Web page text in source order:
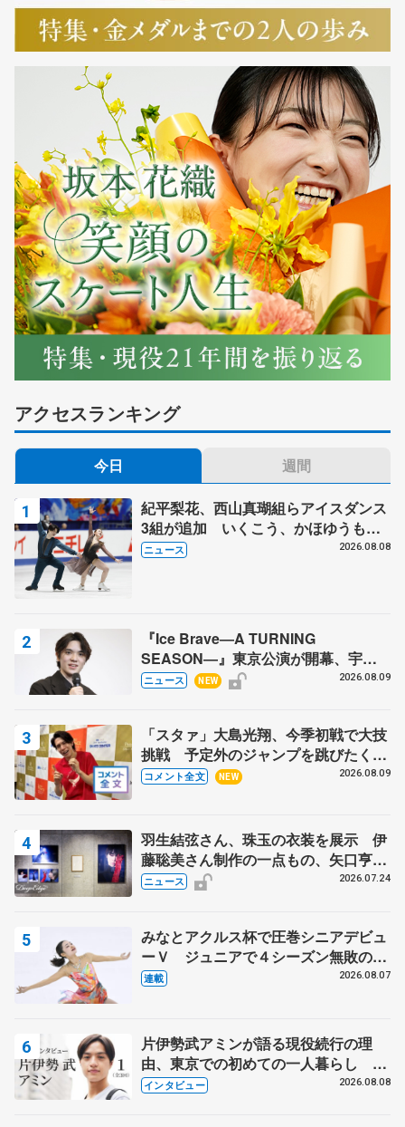
アクセスランキング
今日 週間
紀平梨花、西山真瑚組らアイスダンス
3組が追加 いくこう、かほゆうも、
木下グループ杯
ニュース 2026.08.08
『Ice Brave―A TURNING
SEASON―』東京公演が開幕、宇野
昌磨の『Ice Brave』にかける思いを
ニュース NEW 2026.08.09
「スタァ」大島光翔、今季初戦で大技
挑戦 予定外のジャンプを跳びたくな
った理由とは… 【関東サマートロフ
コメント全文 NEW 2026.08.09
羽生結弦さん、珠玉の衣装を展示 伊
藤聡美さん制作の一点もの、矢口亨さ
んが撮影
ニュース 2026.07.24
みなとアクルス杯で圧巻シニアデビュ
ーＶ ジュニアで４シーズン無敗の島
田麻央
連載 2026.08.07
片伊勢武アミンが語る現役続行の理
由、東京での初めての一人暮らし 注
目スケーターの「今」に迫る
インタビュー 2026.08.08